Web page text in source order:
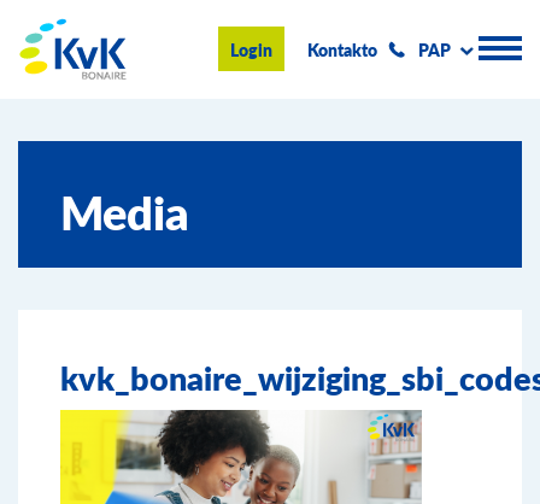
KvK Bonaire
Login Kontakto PAP
Konseho i informashon
Hasi negoshi na Boneiru
Eventonan & Notisia
Media